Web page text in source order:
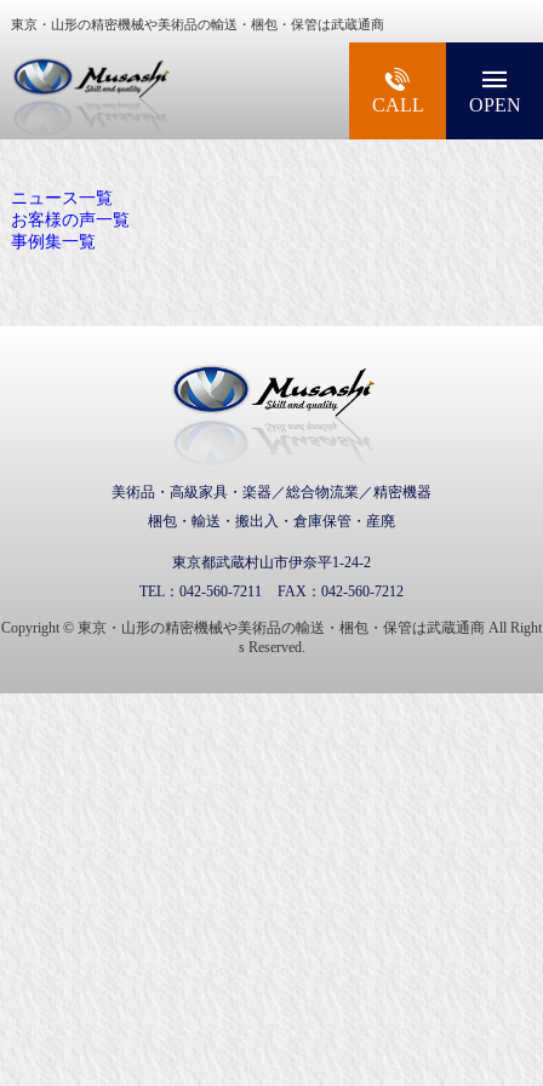
東京・山形の精密機械や美術品の輸送・梱包・保管は武蔵通商
大型精密機械・美術品・高級楽器の梱包・輸送
CALL OPEN
ニュース一覧
お客様の声一覧
事例集一覧
美術品・高級家具・楽器／総合物流業／精密機器
梱包・輸送・搬出入・倉庫保管・産廃
東京都武蔵村山市伊奈平1-24-2
TEL： 042-560-7211 FAX： 042-560-7212
Copyright © 東京・山形の精密機械や美術品の輸送・梱包・保管は武蔵通商 All Right
s Reserved.